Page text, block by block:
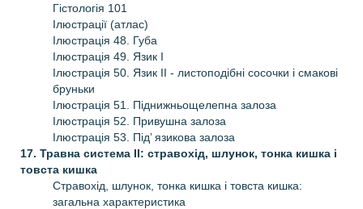
Гістологія 101
Ілюстрації (атлас)
Ілюстрація 48. Губа
Ілюстрація 49. Язик І
Ілюстрація 50. Язик ІІ - листоподібні сосочки і смакові
бруньки
Ілюстрація 51. Піднижньощелепна залоза
Ілюстрація 52. Привушна залоза
Ілюстрація 53. Під’ язикова залоза
17. Травна система ІІ: стравохід, шлунок, тонка кишка і
товста кишка
Стравохід, шлунок, тонка кишка і товста кишка:
загальна характеристика